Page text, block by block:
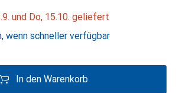
und Do, 15.10. geliefert
wenn schneller verfügbar
In den Warenkorb